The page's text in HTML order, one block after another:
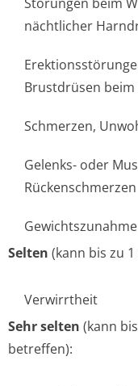
nächtlicher
Brustdrüsen beim
Schmerzen,
Gelenks- oder
Rückenschmerzen
Selten (kann bis zu
Verwirrtheit
Sehr selten (kann
betreffen):